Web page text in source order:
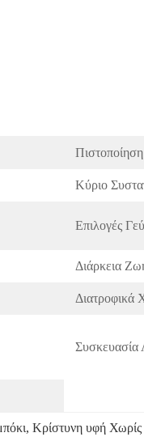
Κύριο
Επιλογές
Διάρκεια
Διατροφικά
Συσκευασία
, Κρίστυνη υφή Χωρίς